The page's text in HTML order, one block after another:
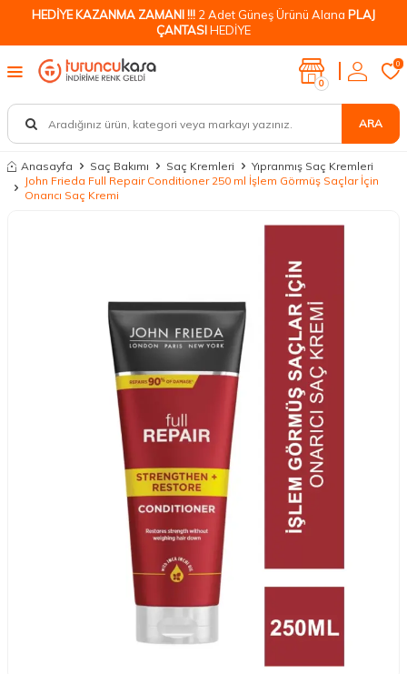
HEDİYE KAZANMA ZAMANI !!! 2 Adet Güneş Ürünü Alana PLAJ
ÇANTASIHEDİYE
ARA
0
0
Anasayfa Saç Bakımı Saç Kremleri
Yıpranmış Saç Kremleri
John Frieda Full Repair Conditioner 250 ml İşlem Görmüş Saçlar İçin
Onarıcı Saç Kremi